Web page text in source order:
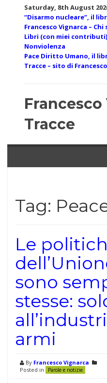
Saturday, 8th August
“Disarmo nucleare”, il
Francesco Vignarca – Chi
Libri (con miei contributi)
Nonviolenza
Pace Diritto Umano, il
Tracce – sito di
Tracce
Tag:
Le
sono
stesse:
armi
By Francesco Vignarca
Posted in
Parole e notizie